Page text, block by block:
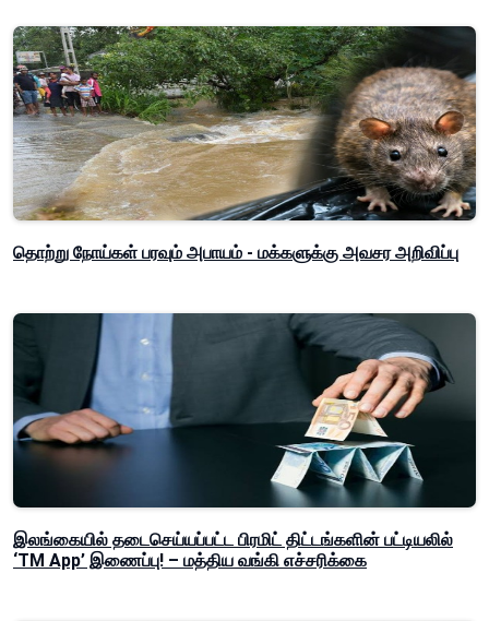
தொற்று நோய்கள் பரவும் அபாயம் - மக்களுக்கு அவசர அறிவிப்பு
இலங்கையில் தடைசெய்யப்பட்ட பிரமிட் திட்டங்களின் பட்டியலில்
‘TM App’ இணைப்பு! – மத்திய வங்கி எச்சரிக்கை